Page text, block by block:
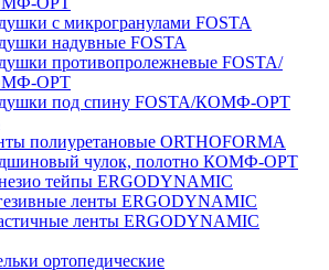
с микрогранулами FOSTA
надувные FOSTA
противопролежневые FOSTA/
ОРТ
под спину FOSTA/КОМФ-ОРТ
полиуретановые ORTHOFORMA
чулок, полотно КОМФ-ОРТ
тейпы ERGODYNAMIC
ленты ERGODYNAMIC
ленты ERGODYNAMIC
ортопедические